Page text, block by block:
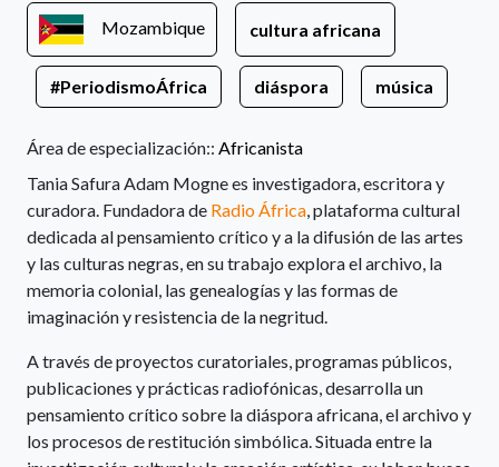
Mozambique cultura africana
#PeriodismoÁfrica diáspora música
Área de especialización:: Africanista
Tania Safura Adam Mogne es investigadora, escritora y
curadora. Fundadora de Radio África, plataforma cultural
dedicada al pensamiento crítico y a la difusión de las artes
y las culturas negras, en su trabajo explora el archivo, la
memoria colonial, las genealogías y las formas de
imaginación y resistencia de la negritud.
A través de proyectos curatoriales, programas públicos,
publicaciones y prácticas radiofónicas, desarrolla un
pensamiento crítico sobre la diáspora africana, el archivo y
los procesos de restitución simbólica. Situada entre la